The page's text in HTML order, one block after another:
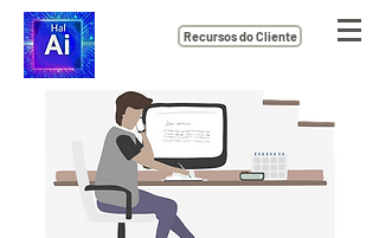
Recursos do Cliente